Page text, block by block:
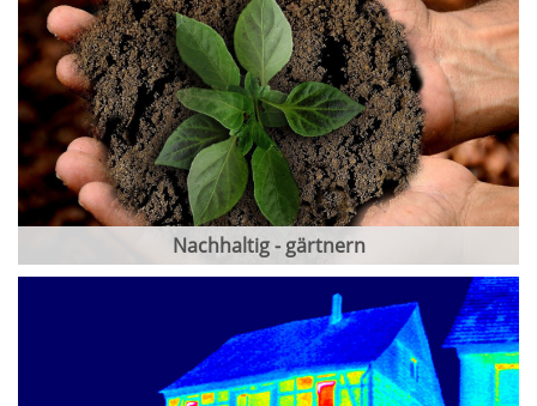
Nachhaltig - gärtnern